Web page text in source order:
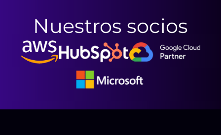
Nuestros socios